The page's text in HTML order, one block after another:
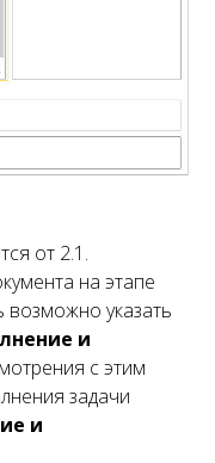
от 2.1.
на этапе
возможно указать
и
с этим
задачи
и